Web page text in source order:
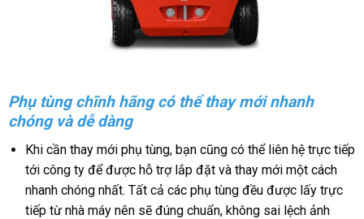
Phụ tùng chĩnh hãng có thể thay mới nhanh
chóng và dễ dàng
Khi cần thay mới phụ tùng, bạn cũng có thể liên hệ trực tiếp
tới công ty để được hỗ trợ lắp đặt và thay mới một cách
nhanh chóng nhất. Tất cả các phụ tùng đều được lấy trực
tiếp từ nhà máy nên sẽ đúng chuẩn, không sai lệch ảnh